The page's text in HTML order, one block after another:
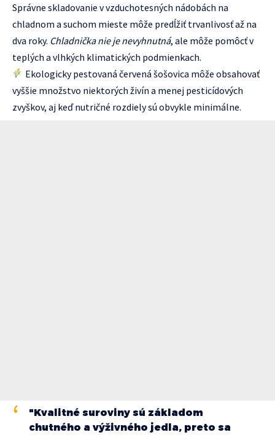
Správne skladovanie v vzduchotesných nádobách na
chladnom a suchom mieste môže predĺžiť trvanlivosť až na
dva roky. Chladnička nie je nevyhnutná, ale môže pomôcť v
teplých a vlhkých klimatických podmienkach.
Ekologicky pestovaná červená šošovica môže obsahovať
vyššie množstvo niektorých živín a menej pesticídových
zvyškov, aj keď nutričné rozdiely sú obvykle minimálne.
"Kvalitné suroviny sú základom
chutného a výživného jedla, preto sa